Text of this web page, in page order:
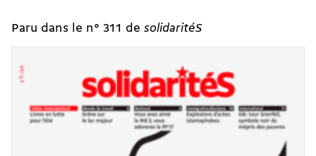
Paru dans le n° 311 de solidaritéS